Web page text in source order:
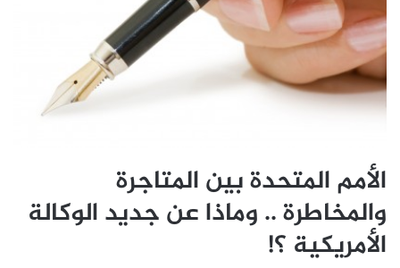
الأمم المتحدة بين المتاجرة
والمخاطرة .. وماذا عن جديد الوكالة
الأمريكية ؟!